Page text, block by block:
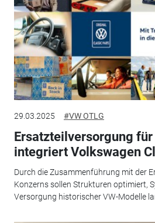
29.03.2025 #VW OTLG
Ersatzteilversorgung für
integriert Volkswagen
Durch die Zusammenführung mit der
Konzerns sollen Strukturen optimiert,
Versorgung historischer VW-Modelle